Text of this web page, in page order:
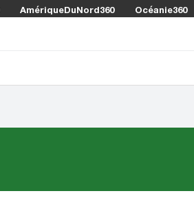
AmériqueDuNord360 Océanie360